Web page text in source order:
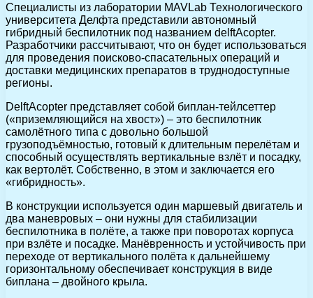
Специалисты из лаборатории MAVLab Технологического
университета Делфта представили автономный
гибридный беспилотник под названием delftAcopter.
Разработчики рассчитывают, что он будет использоваться
для проведения поисково-спасательных операций и
доставки медицинских препаратов в труднодоступные
регионы.
DelftAcopter представляет собой биплан-тейлсеттер
(«приземляющийся на хвост») – это беспилотник
самолётного типа с довольно большой
грузоподъёмностью, готовый к длительным перелётам и
способный осуществлять вертикальные взлёт и посадку,
как вертолёт. Собственно, в этом и заключается его
«гибридность».
В конструкции используется один маршевый двигатель и
два маневровых – они нужны для стабилизации
беспилотника в полёте, а также при поворотах корпуса
при взлёте и посадке. Манёвренность и устойчивость при
переходе от вертикального полёта к дальнейшему
горизонтальному обеспечивает конструкция в виде
биплана – двойного крыла.